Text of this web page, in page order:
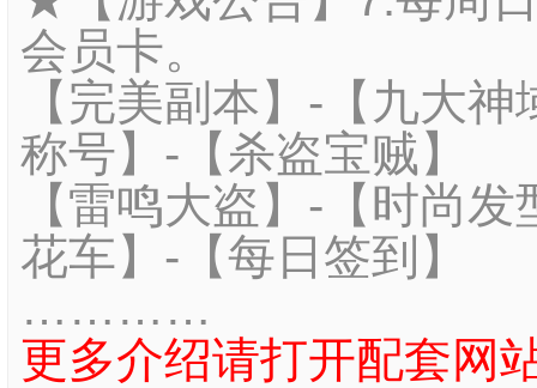
会员卡。
【完美副本】-【九大
称号】- 【杀盗宝贼】
【雷鸣大盗】-【时尚
花车】-【每日签到】
…………
更多介绍请打开配套